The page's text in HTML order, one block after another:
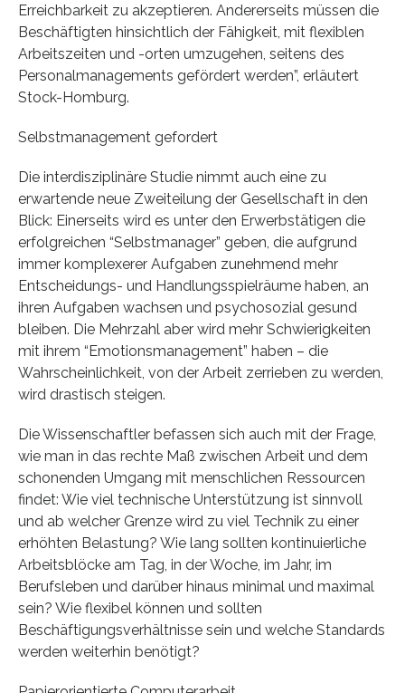
Erreichbarkeit zu akzeptieren. Andererseits müssen die
Beschäftigten hinsichtlich der Fähigkeit, mit flexiblen
Arbeitszeiten und -orten umzugehen, seitens des
Personalmanagements gefördert werden”, erläutert
Stock-Homburg.
Selbstmanagement gefordert
Die interdisziplinäre Studie nimmt auch eine zu
erwartende neue Zweiteilung der Gesellschaft in den
Blick: Einerseits wird es unter den Erwerbstätigen die
erfolgreichen “Selbstmanager” geben, die aufgrund
immer komplexerer Aufgaben zunehmend mehr
Entscheidungs- und Handlungsspielräume haben, an
ihren Aufgaben wachsen und psychosozial gesund
bleiben. Die Mehrzahl aber wird mehr Schwierigkeiten
mit ihrem “Emotionsmanagement” haben – die
Wahrscheinlichkeit, von der Arbeit zerrieben zu werden,
wird drastisch steigen.
Die Wissenschaftler befassen sich auch mit der Frage,
wie man in das rechte Maß zwischen Arbeit und dem
schonenden Umgang mit menschlichen Ressourcen
findet: Wie viel technische Unterstützung ist sinnvoll
und ab welcher Grenze wird zu viel Technik zu einer
erhöhten Belastung? Wie lang sollten kontinuierliche
Arbeitsblöcke am Tag, in der Woche, im Jahr, im
Berufsleben und darüber hinaus minimal und maximal
sein? Wie flexibel können und sollten
Beschäftigungsverhältnisse sein und welche Standards
werden weiterhin benötigt?